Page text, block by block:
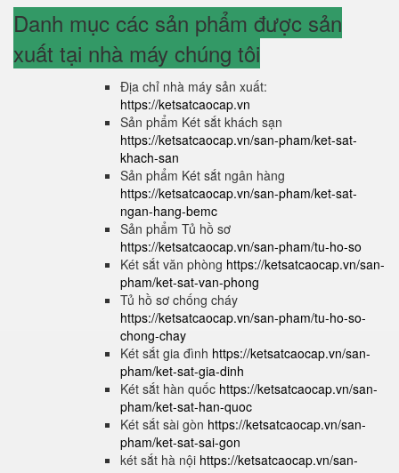
Danh mục các sản phẩm được sản
xuất tại nhà máy chúng tôi
Địa chỉ nhà máy sản xuất:
https://ketsatcaocap.vn
Sản phẩm Két sắt khách sạn
https://ketsatcaocap.vn/san-pham/ket-sat-
khach-san
Sản phẩm Két sắt ngân hàng
https://ketsatcaocap.vn/san-pham/ket-sat-
ngan-hang-bemc
Sản phẩm Tủ hồ sơ
https://ketsatcaocap.vn/san-pham/tu-ho-so
Két sắt văn phòng https://ketsatcaocap.vn/san-
pham/ket-sat-van-phong
Tủ hồ sơ chống cháy
https://ketsatcaocap.vn/san-pham/tu-ho-so-
chong-chay
Két sắt gia đình https://ketsatcaocap.vn/san-
pham/ket-sat-gia-dinh
Két sắt hàn quốc https://ketsatcaocap.vn/san-
pham/ket-sat-han-quoc
Két sắt sài gòn https://ketsatcaocap.vn/san-
pham/ket-sat-sai-gon
két sắt hà nội https://ketsatcaocap.vn/san-